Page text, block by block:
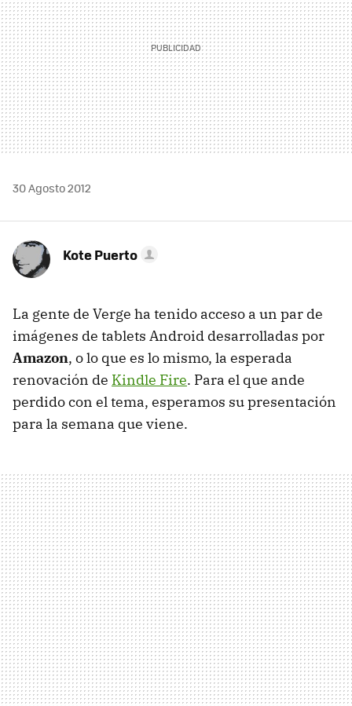
30 Agosto 2012
Kote Puerto
La gente de Verge ha tenido acceso a un par de
imágenes de tablets Android desarrolladas por
Amazon, o lo que es lo mismo, la esperada
renovación de Kindle Fire. Para el que ande
perdido con el tema, esperamos su presentación
para la semana que viene.